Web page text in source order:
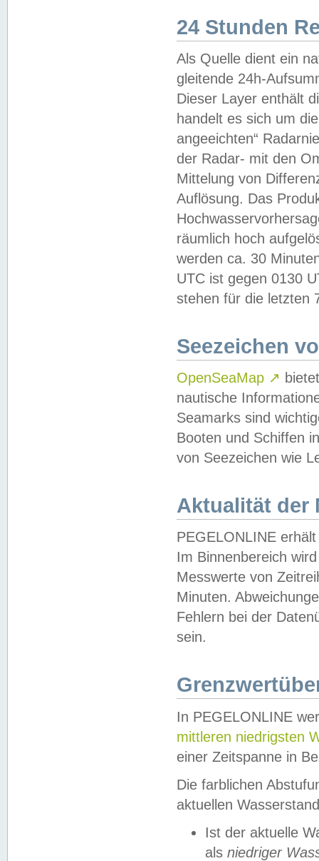
24 Stunden
Als Quelle dient ein
gleitende 24h-
Dieser Layer enthält
handelt es sich um
angeeichten“
der Radar- mit den
Mittelung von
Auflösung. Das
räumlich hoch
werden ca. 30
UTC ist gegen 0130
stehen für die letzten
Seezeichen
OpenSeaMap ↗
nautische
Seamarks sind
Booten und Schiffen
von Seezeichen wie
Aktualität der
PEGELONLINE
Im Binnenbereich
Messwerte von
Minuten.
Fehlern bei der
sein.
In PEGELONLINE
mittleren niedrigsten
einer Zeitspanne in
Die farblichen
aktuellen
Ist der aktuelle
als niedriger